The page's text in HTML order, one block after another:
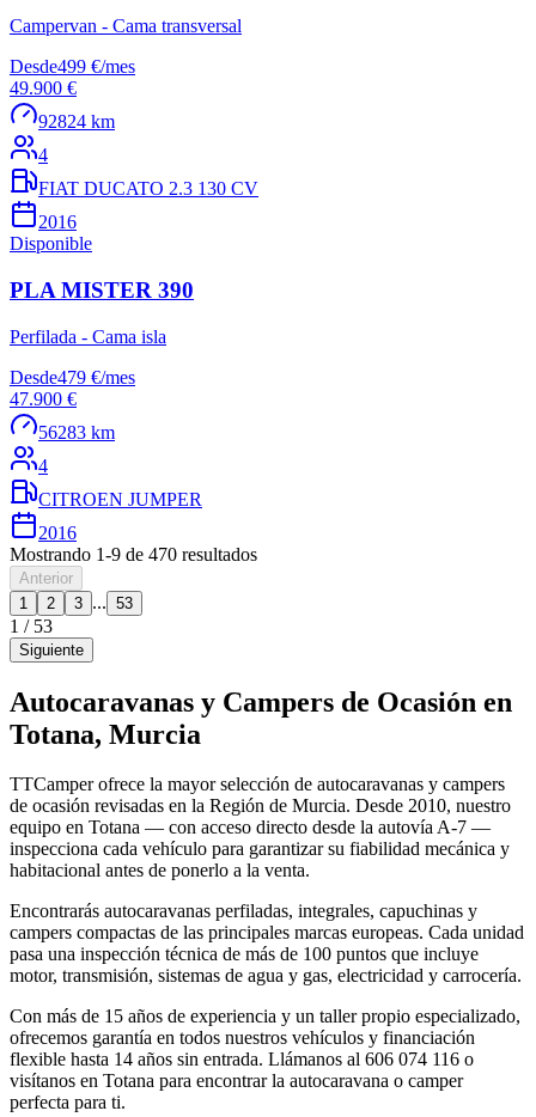
Campervan - Cama transversal
Desde499 €/mes
49.900 €
92824 km
4
FIAT DUCATO 2.3 130 CV
2016
Disponible
PLA MISTER 390
Perfilada - Cama isla
Desde479 €/mes
47.900 €
56283 km
4
CITROEN JUMPER
2016
Mostrando 1-9 de 470 resultados
Anterior
1
2 3 ... 53
1 / 53
Siguiente
Autocaravanas y Campers de Ocasión en
Totana, Murcia
TTCamper ofrece la mayor selección de autocaravanas y campers
de ocasión revisadas en la Región de Murcia. Desde 2010, nuestro
equipo en Totana — con acceso directo desde la autovía A-7 —
inspecciona cada vehículo para garantizar su fiabilidad mecánica y
habitacional antes de ponerlo a la venta.
Encontrarás autocaravanas perfiladas, integrales, capuchinas y
campers compactas de las principales marcas europeas. Cada unidad
pasa una inspección técnica de más de 100 puntos que incluye
motor, transmisión, sistemas de agua y gas, electricidad y carrocería.
Con más de 15 años de experiencia y un taller propio especializado,
ofrecemos garantía en todos nuestros vehículos y financiación
flexible hasta 14 años sin entrada. Llámanos al 606 074 116 o
visítanos en Totana para encontrar la autocaravana o camper
perfecta para ti.